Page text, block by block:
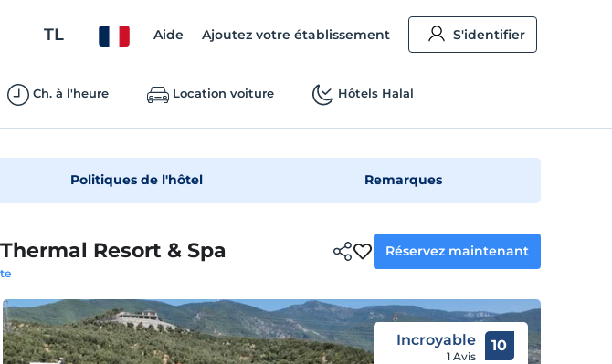
TL Aide Ajoutez votre établissement S'identifier
Ch. à l'heure Location voiture Hôtels Halal
Politiques de l'hôtel Remarques
Resort & Spa Réservez maintenant
Incroyable
1 Avis
10